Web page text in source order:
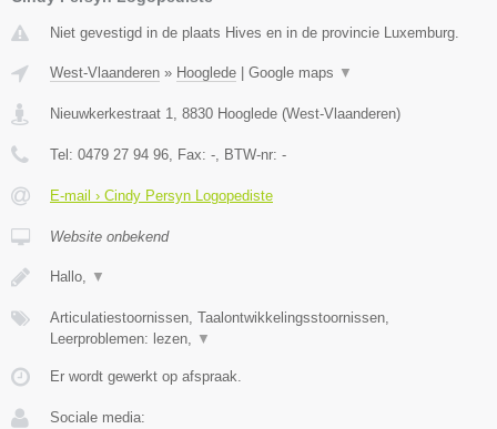
Niet gevestigd in de plaats Hives en in de provincie Luxemburg.
West-Vlaanderen » Hooglede | Google maps ▼
Nieuwkerkestraat 1 8830 Hooglede (West-Vlaanderen)
Tel: 0479 27 94 96 , Fax: - , BTW-nr: -
E-mail › Cindy Persyn Logopediste
Website onbekend
Hallo, ▼
Articulatiestoornissen, Taalontwikkelingsstoornissen,
Leerproblemen: lezen,
▼
Er wordt gewerkt op afspraak.
Sociale media: